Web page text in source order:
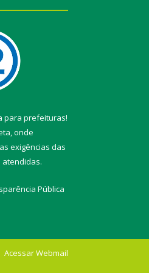
para prefeituras!
onde
exigências das
atendidas.
Pública
Acessar Webmail